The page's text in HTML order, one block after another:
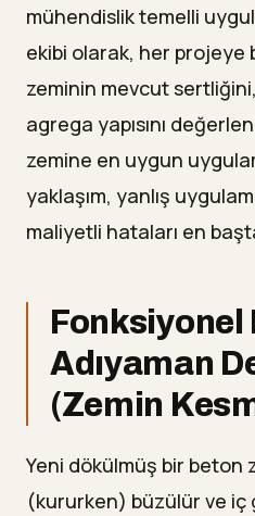
mühendislik temelli
ekibi olarak, her projeye
zeminin mevcut sertliğini,
agrega yapısını
zemine en uygun
yaklaşım, yanlış
maliyetli hataları en
Fonksiyonel
Adıyaman
(Zemin
Yeni dökülmüş bir beton
(kururken) büzülür ve iç